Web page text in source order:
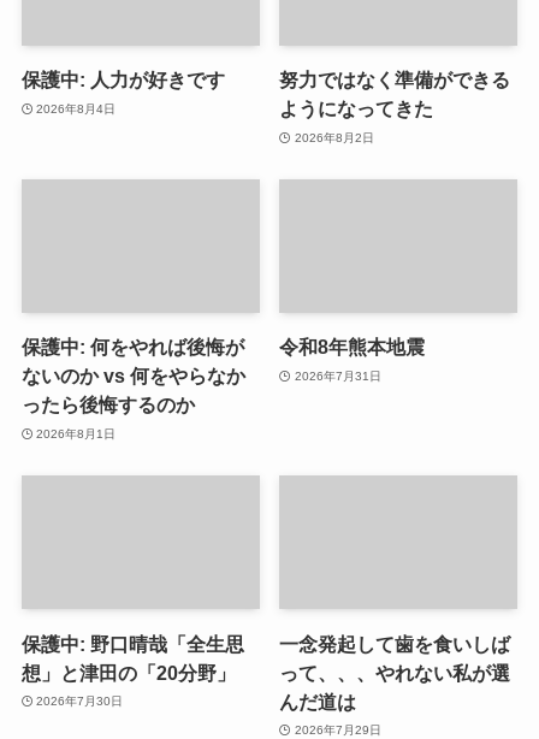
保護中: 人力が好きです
2026年8月4日
努力ではなく準備ができる
ようになってきた
2026年8月2日
保護中: 何をやれば後悔が
ないのか vs 何をやらなか
ったら後悔するのか
2026年8月1日
令和8年熊本地震
2026年7月31日
保護中: 野口晴哉「全生思
想」と津田の「20分野」
2026年7月30日
一念発起して歯を食いしば
って、、、やれない私が選
んだ道は
2026年7月29日